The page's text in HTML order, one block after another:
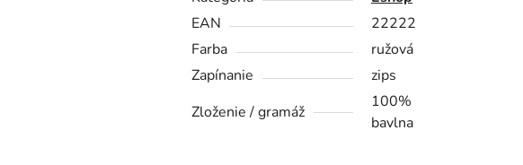
EAN
22222
Farba
ružová
Zapínanie
zips
Zloženie / gramáž
100%
bavlna